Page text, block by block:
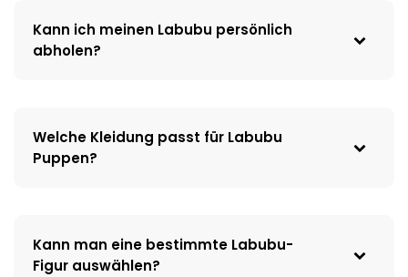
Kann ich meinen Labubu persönlich
abholen?
Welche Kleidung passt für Labubu
Puppen?
Kann man eine bestimmte Labubu-
Figur auswählen?